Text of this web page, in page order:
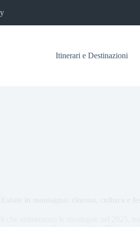
Itinerari e Destinazioni